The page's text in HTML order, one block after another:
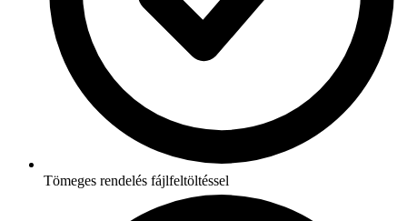
Tömeges rendelés fájlfeltöltéssel